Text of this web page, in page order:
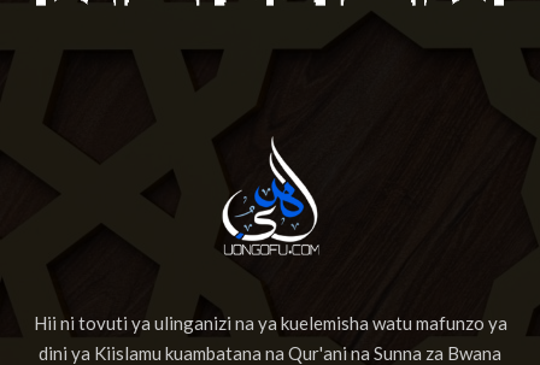
Hii ni tovuti ya ulinganizi na ya kuelemisha watu mafunzo ya
dini ya Kiislamu kuambatana na Qur'ani na Sunna za Bwana